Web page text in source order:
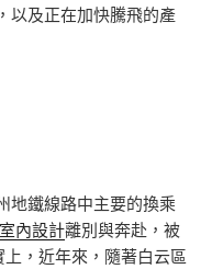
以及正在加快騰飛的產
地鐵線路中主要的換乘
內設計離別與奔赴，被
，近年來，隨著白云區